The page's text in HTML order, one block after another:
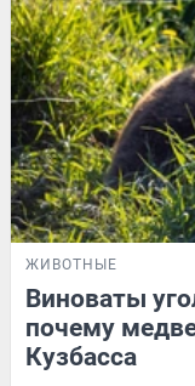
ЖИВОТНЫЕ
Виноваты
почему
Кузбасса